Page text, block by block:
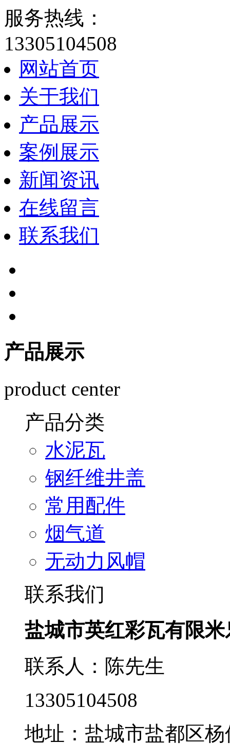
服务热线：
13305104508
网站首页
关于我们
产品展示
案例展示
新闻资讯
在线留言
联系我们
产品展示
product center
产品分类
水泥瓦
钢纤维井盖
常用配件
烟气道
无动力风帽
联系我们
盐城市英红彩瓦有限
联系人：陈先生
13305104508
地址：盐城市盐都区